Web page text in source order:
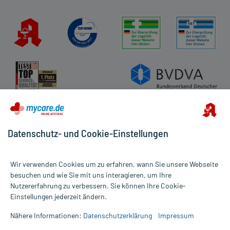
Alle Preise gelten inkl. MwSt., ggf. zzgl. Versandkosten
Informationen auf dieser Website werden ausschließlich für
die Untersuchung und Behandlung durch einen Arzt. Bitte
Datenschutz- und Cookie-Einstellungen
Wir verwenden Cookies um zu erfahren, wann Sie unsere Webseite
besuchen und wie Sie mit uns interagieren, um Ihre
Nutzererfahrung zu verbessern. Sie können Ihre Cookie-
Einstellungen jederzeit ändern.
Nähere Informationen: Datenschutzerklärung Impressum